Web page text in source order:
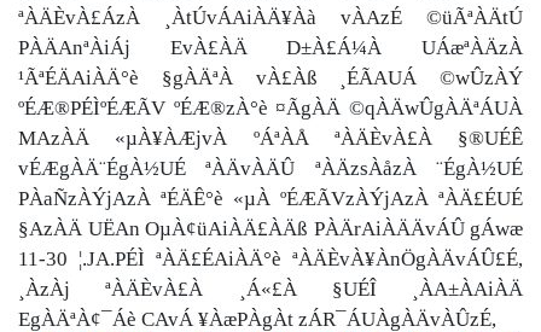
ªÀÄÈvÀ£ÁzÀ ¸ÀtÚvÁAiÀÄ¥Àà vÀAzÉ ©üÃªÀÄtÚ
PÀÄAnªÀiÁj EvÀ£ÀÄ D±À£Á¼À UÁæªÀÄzÀ
¹ÃªÉÄAiÀÄ°è §gÀÄªÀ vÀ£Àß ¸ÉÃAUÁ ©wÛzÀÝ
ºÉÆ®PÉÌºÉÆÃV ºÉÆ®zÀ°è ¤ÃgÀÄ ©qÀÄwÛgÀÄªÁUÀ
MAzÀÄ «µÀ¥ÀÆjvÀ ºÁªÀÅ ªÀÄÈvÀ£À §®UÉÊ
vÉÆgÀÄ¨ÉgÀ½UÉ ªÀÄvÀÄÛ ªÀÄzsÀåzÀ ¨ÉgÀ½UÉ
PÀaÑzÀÝjAzÀ ªÉÄÊ°è «µÀ ºÉÆÃVzÀÝjAzÀ ªÀÄ£ÉUÉ
§AzÀÄ UËAn OµÀ¢üAiÀÄ£ÀÄß PÀÄrAiÀÄÄvÁÛ gÁwæ
11-30 ¦.JA.PÉÌ ªÀÄ£ÉAiÀÄ°è ªÀÄÈvÀ¥ÀnÖgÀÄvÁÛ£É,
¸ÀzÀj ªÀÄÈvÀ£À ¸Á«£À §UÉÎ ¸ÀA±ÀAiÀÄ
EgÀÄªÀ¢¯Áè CAvÁ ¥ÀæPÀgÀt zÁR¯ÁUÀgÀÄvÀÛzÉ,